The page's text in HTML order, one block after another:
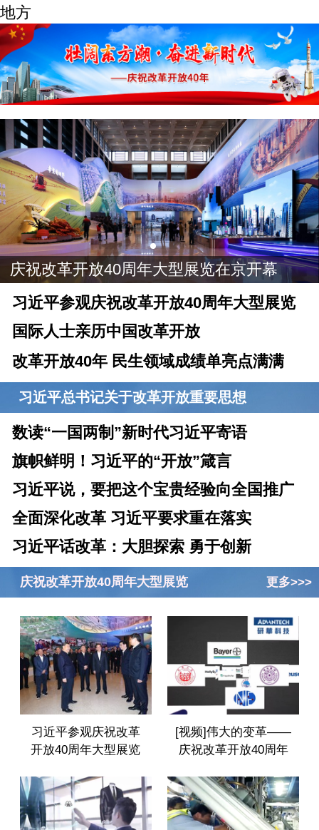
地方
庆祝改革开放40周年大型展览在京开幕
习近平参观庆祝改革开放40周年大型展览
国际人士亲历中国改革开放
改革开放40年 民生领域成绩单亮点满满
习近平总书记关于改革开放重要思想
数读“一国两制”新时代习近平寄语
旗帜鲜明！习近平的“开放”箴言
习近平说，要把这个宝贵经验向全国推广
全面深化改革 习近平要求重在落实
习近平话改革：大胆探索 勇于创新
更多>>>
庆祝改革开放40周年大型展览
习近平参观庆祝改革
开放40周年大型展览
[视频]伟大的变革——
庆祝改革开放40周年